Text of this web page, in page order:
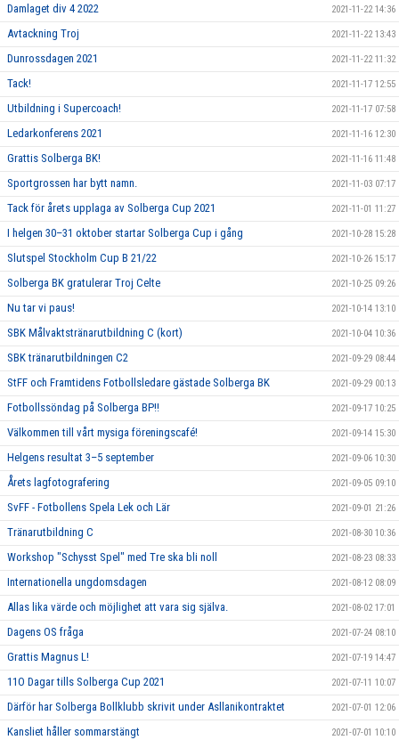
Damlaget div 4 2022 2021-11-22 14:36
Avtackning Troj 2021-11-22 13:43
Dunrossdagen 2021 2021-11-22 11:32
Tack! 2021-11-17 12:55
Utbildning i Supercoach! 2021-11-17 07:58
Ledarkonferens 2021 2021-11-16 12:30
Grattis Solberga BK! 2021-11-16 11:48
Sportgrossen har bytt namn. 2021-11-03 07:17
Tack för årets upplaga av Solberga Cup 2021 2021-11-01 11:27
I helgen 30–31 oktober startar Solberga Cup i gång 2021-10-28 15:28
Slutspel Stockholm Cup B 21/22 2021-10-26 15:17
Solberga BK gratulerar Troj Celte 2021-10-25 09:26
Nu tar vi paus! 2021-10-14 13:10
SBK Målvaktstränarutbildning C (kort) 2021-10-04 10:36
SBK tränarutbildningen C2 2021-09-29 08:44
StFF och Framtidens Fotbollsledare gästade Solberga BK 2021-09-29 00:13
Fotbollssöndag på Solberga BP!! 2021-09-17 10:25
Välkommen till vårt mysiga föreningscafé! 2021-09-14 15:30
Helgens resultat 3–5 september 2021-09-06 10:30
Årets lagfotografering 2021-09-05 09:10
SvFF - Fotbollens Spela Lek och Lär 2021-09-01 21:26
Tränarutbildning C 2021-08-30 10:36
Workshop "Schysst Spel" med Tre ska bli noll 2021-08-23 08:33
Internationella ungdomsdagen 2021-08-12 08:09
Allas lika värde och möjlighet att vara sig själva. 2021-08-02 17:01
Dagens OS fråga 2021-07-24 08:10
Grattis Magnus L! 2021-07-19 14:47
11O Dagar tills Solberga Cup 2021 2021-07-11 10:07
Därför har Solberga Bollklubb skrivit under Asllanikontraktet 2021-07-01 12:06
Kansliet håller sommarstängt 2021-07-01 10:10